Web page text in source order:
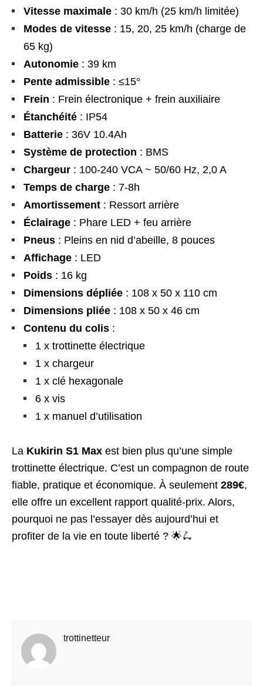
Vitesse maximale : 30 km/h (25 km/h limitée)
Modes de vitesse : 15, 20, 25 km/h (charge de
65 kg)
Autonomie : 39 km
Pente admissible : ≤15°
Frein : Frein électronique + frein auxiliaire
Étanchéité : IP54
Batterie : 36V 10.4Ah
Système de protection : BMS
Chargeur : 100-240 VCA ~ 50/60 Hz, 2,0 A
Temps de charge : 7-8h
Amortissement : Ressort arrière
Éclairage : Phare LED + feu arrière
Pneus : Pleins en nid d’abeille, 8 pouces
Affichage : LED
Poids : 16 kg
Dimensions dépliée : 108 x 50 x 110 cm
Dimensions pliée : 108 x 50 x 46 cm
Contenu du colis :
1 x trottinette électrique
1 x chargeur
1 x clé hexagonale
6 x vis
1 x manuel d’utilisation
La Kukirin S1 Max est bien plus qu’une simple
trottinette électrique. C’est un compagnon de route
fiable, pratique et économique. À seulement 289€,
elle offre un excellent rapport qualité-prix. Alors,
pourquoi ne pas l’essayer dès aujourd’hui et
profiter de la vie en toute liberté ? 🌟🛴
trottinetteur